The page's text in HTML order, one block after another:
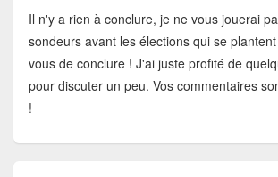
Il n'y a rien à conclure, je ne vous jouerai
sondeurs avant les élections qui se
vous de conclure ! J'ai juste profité de
pour discuter un peu. Vos commentaires
!